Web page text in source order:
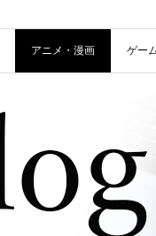
アニメ・漫画 ゲー